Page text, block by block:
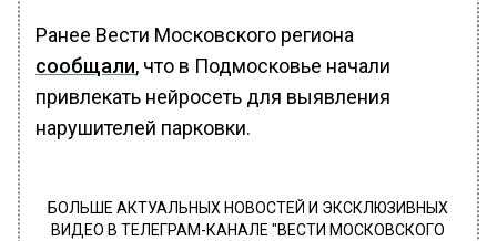
Ранее Вести Московского региона
сообщали, что в Подмосковье начали
привлекать нейросеть для выявления
нарушителей парковки.
БОЛЬШЕ АКТУАЛЬНЫХ НОВОСТЕЙ И ЭКСКЛЮЗИВНЫХ
ВИДЕО В ТЕЛЕГРАМ-КАНАЛЕ "ВЕСТИ МОСКОВСКОГО